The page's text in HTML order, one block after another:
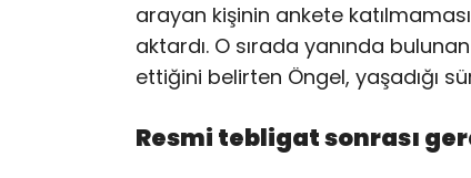
arayan kişinin ankete
aktardı. O sırada yanında
ettiğini belirten Öngel, yaşadığı
Resmi tebligat sonrası